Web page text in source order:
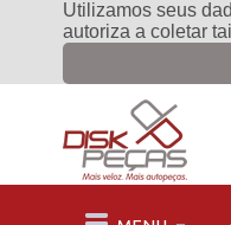
Utilizamos seus
autoriza a coletar